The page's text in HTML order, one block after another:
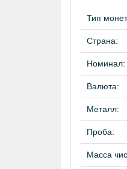
Тип
Страна:
Номинал:
Валюта:
Металл:
Проба:
Масса